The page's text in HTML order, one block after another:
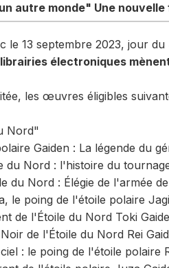
autre monde" Une
le 13 septembre 2023, jour
électroniques
les œuvres éligibles
Nord"
Gaiden : La légende du
du Nord : l'histoire du
du Nord : Élégie de l'armée
le poing de l'étoile polaire
de l'Étoile du Nord Toki
de l'Étoile du Nord Rei
: le poing de l'étoile polaire